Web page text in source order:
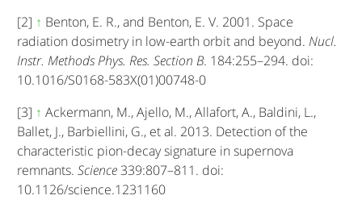
[2] ↑ Benton, E. R., and Benton, E. V. 2001. Space
radiation dosimetry in low-earth orbit and beyond.Nucl.
Instr. Methods Phys. Res. Section B. 184:255–294. doi:
10.1016/S0168-583X(01)00748-0
[3] ↑ Ackermann, M., Ajello, M., Allafort, A., Baldini, L.,
Ballet, J., Barbiellini, G., et al. 2013. Detection of the
characteristic pion-decay signature in supernova
remnants.Science339:807–811. doi:
10.1126/science.1231160